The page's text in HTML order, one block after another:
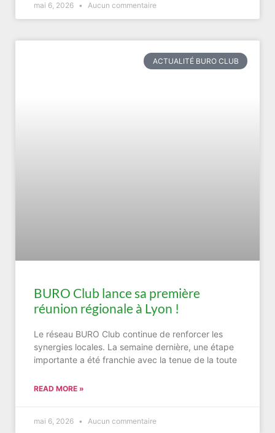
mai 6, 2026 Aucun commentaire
ACTUALITÉ BURO CLUB
BURO Club lance sa première
réunion régionale à Lyon !
Le réseau BURO Club continue de renforcer les
synergies locales. La semaine dernière, une étape
importante a été franchie avec la tenue de la toute
READ MORE »
mai 6, 2026 Aucun commentaire